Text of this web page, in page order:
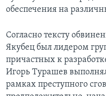
обеспечения на
Согласно тексту
Якубец был лидером
причастных к
Игорь Турашев
рамках преступного